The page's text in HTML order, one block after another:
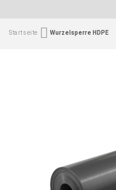
Startseite Wurzelsperre HDPE